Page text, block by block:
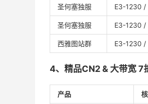
圣何塞独服 E3-1230 /
圣何塞独服 E3-1230 /
西雅图站群 E3-1230 /
4、精品CN2 & 大带宽 7
产品